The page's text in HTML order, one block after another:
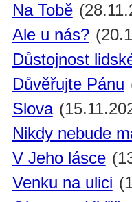
Na Tobě
Ale u nás?
Důstojnost
Důvěřujte Pánu
Slova
Nikdy nebude
V Jeho lásce
Venku na ulici